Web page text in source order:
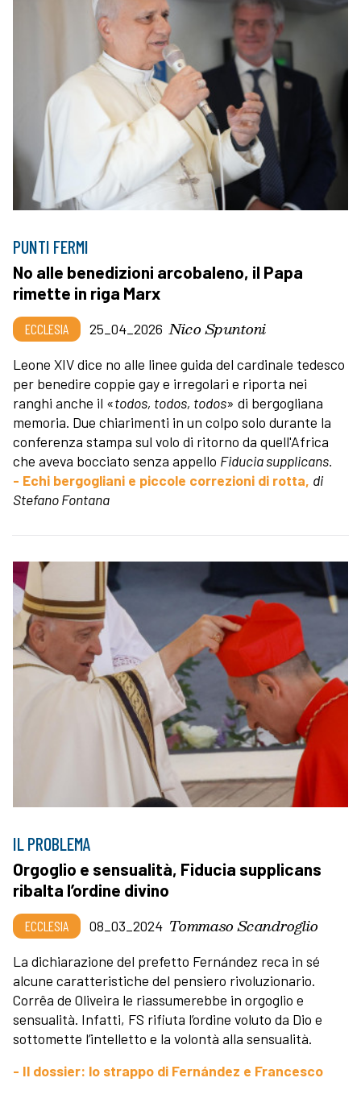
PUNTI FERMI
No alle benedizioni arcobaleno, il Papa
rimette in riga Marx
ECCLESIA 25_04_2026 Nico Spuntoni
Leone XIV dice no alle linee guida del cardinale tedesco
per benedire coppie gay e irregolari e riporta nei
ranghi anche il «todos, todos, todos» di bergogliana
memoria. Due chiarimenti in un colpo solo durante la
conferenza stampa sul volo di ritorno da quell'Africa
che aveva bocciato senza appello Fiducia supplicans.
- Echi bergogliani e piccole correzioni di rotta, di
Stefano Fontana
IL PROBLEMA
Orgoglio e sensualità, Fiducia supplicans
ribalta l’ordine divino
ECCLESIA 08_03_2024 Tommaso Scandroglio
La dichiarazione del prefetto Fernández reca in sé
alcune caratteristiche del pensiero rivoluzionario.
Corrêa de Oliveira le riassumerebbe in orgoglio e
sensualità. Infatti, FS rifiuta l’ordine voluto da Dio e
sottomette l’intelletto e la volontà alla sensualità.
- Il dossier: lo strappo di Fernández e Francesco